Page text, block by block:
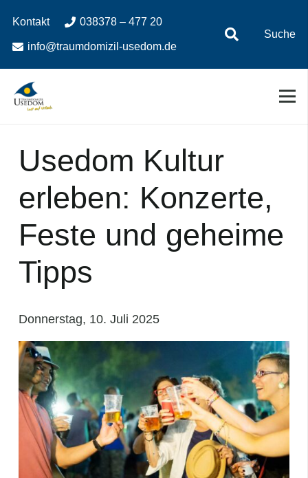
Inhalt
springen
Navigation
springen
Kontakt 038378 – 477 20
info@traumdomizil-usedom.de
Suche
Usedom Kultur
erleben: Konzerte,
Feste und geheime
Tipps
Donnerstag, 10. Juli 2025